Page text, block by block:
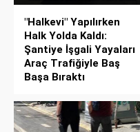
"Halkevi" Yapılırken
Halk Yolda Kaldı:
Şantiye İşgali Yayaları
Araç Trafiğiyle Baş
Başa Bıraktı